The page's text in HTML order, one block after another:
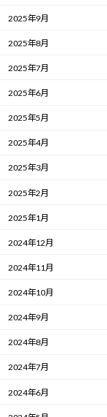
2025年9月
2025年8月
2025年7月
2025年6月
2025年5月
2025年4月
2025年3月
2025年2月
2025年1月
2024年12月
2024年11月
2024年10月
2024年9月
2024年8月
2024年7月
2024年6月